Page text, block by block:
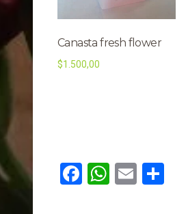
Canasta fresh flower
$1.500,00
Facebook
Email